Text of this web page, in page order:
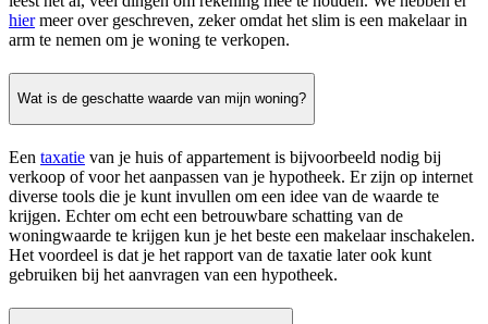
hiermeer over geschreven, zeker omdat het slim is een makelaar in
arm te nemen om je woning te verkopen.
Wat is de geschatte waarde van mijn woning?
Een taxatie van je huis of appartement is bijvoorbeeld nodig bij
verkoop of voor het aanpassen van je hypotheek. Er zijn op internet
diverse tools die je kunt invullen om een idee van de waarde te
krijgen. Echter om echt een betrouwbare schatting van de
woningwaarde te krijgen kun je het beste een makelaar inschakelen.
Het voordeel is dat je het rapport van de taxatie later ook kunt
gebruiken bij het aanvragen van een hypotheek.